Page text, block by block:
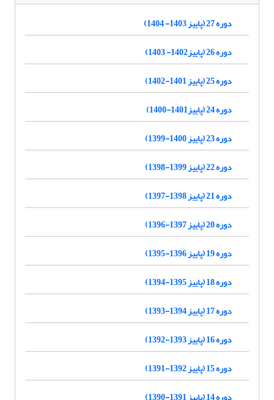
دوره 27 (پاییز 1403- 1404)
دوره 26 (پاییز1402- 1403)
دوره 25 (پاییز 1401-1402)
دوره 24 (پاییز1401-1400)
دوره 23 (پاییز 1400-1399)
دوره 22 (پاییز 1399-1398)
دوره 21 (پاییز 1398-1397)
دوره 20 (پاییز 1397-1396)
دوره 19 (پاییز 1396-1395)
دوره 18 (پاییز 1395-1394)
دوره 17 (پاییز 1394-1393)
دوره 16 (پاییز 1393-1392)
دوره 15 (پاییز 1392-1391)